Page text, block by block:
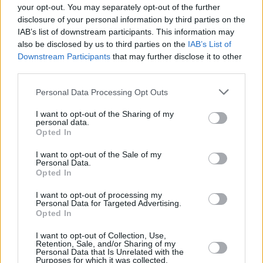
your opt-out. You may separately opt-out of the further
disclosure of your personal information by third parties on the
IAB’s list of downstream participants. This information may
also be disclosed by us to third parties on the IAB’s List of
Downstream Participants that may further disclose it to other
Please note that this website/app uses one or more Google
not limited to your visit or usage behaviour. You may click to
grant or deny consent to Google and its third-party tags to
use your data for below specified purposes in below Google
consent section.
Personal Data Processing Opt Outs
I want to opt-out of the Sharing of my
personal data.
Opted In
I want to opt-out of the Sale of my
Personal Data.
Opted In
I want to opt-out of processing my
Personal Data for Targeted Advertising.
Opted In
I want to opt-out of Collection, Use,
Retention, Sale, and/or Sharing of my
Personal Data that Is Unrelated with the
Purposes for which it was collected.
Όσο για το αν τώρα είναι η σωστή στιγμή, όλα αυτά τα
χρόνια που βρίσκεται στον
τρόπαιο της Ευρωλίγκας, δηλαδή στην
, μπροστά
στον κόσμο της ομάδας του, επισήμανε: «Ναι, αυτό είναι
απίστευτο. Νομίζω αυτό είναι το μοναδικό που διαφέρει.
Βρισκόμαστε ουσιαστικά εντός έδρας, στην πόλη μας. Οπότε
ανυπομονούμε για το τζάμπολ».